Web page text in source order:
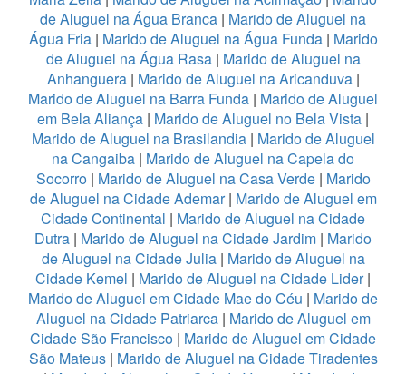
de Aluguel na Água Branca | Marido de Aluguel na
Água Fria| Marido de Aluguel na Água Funda| Marido
de Aluguel na Água Rasa | Marido de Aluguel na
Anhanguera| Marido de Aluguel na Aricanduva|
Marido de Aluguel na Barra Funda | Marido de Aluguel
em Bela Aliança | Marido de Aluguel no Bela Vista |
Marido de Aluguel na Brasilandia| Marido de Aluguel
na Cangaiba | Marido de Aluguel na Capela do
Socorro | Marido de Aluguel na Casa Verde| Marido
de Aluguel na Cidade Ademar| Marido de Aluguel em
Cidade Continental | Marido de Aluguel na Cidade
Dutra | Marido de Aluguel na Cidade Jardim | Marido
de Aluguel na Cidade Julia | Marido de Aluguel na
Cidade Kemel | Marido de Aluguel na Cidade Lider|
Marido de Aluguel em Cidade Mae do Céu | Marido de
Aluguel na Cidade Patriarca| Marido de Aluguel em
Cidade São Francisco | Marido de Aluguel em Cidade
São Mateus| Marido de Aluguel na Cidade Tiradentes